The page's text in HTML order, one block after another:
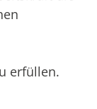
erfüllen.